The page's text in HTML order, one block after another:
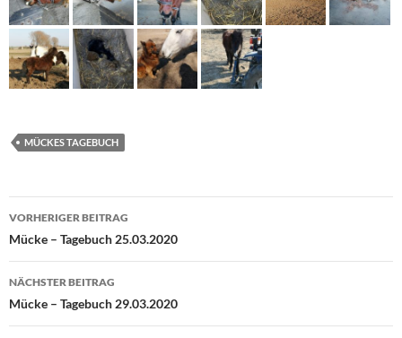
MÜCKES TAGEBUCH
Beitragsnavigation
VORHERIGER BEITRAG
Mücke – Tagebuch 25.03.2020
NÄCHSTER BEITRAG
Mücke – Tagebuch 29.03.2020